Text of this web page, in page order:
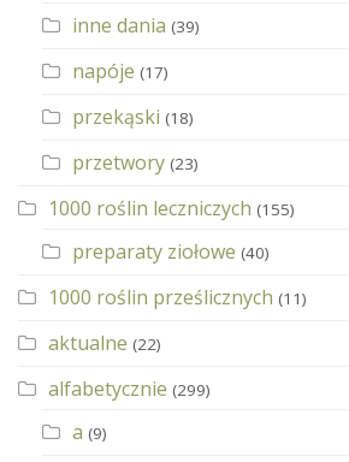
inne dania (39)
napóje (17)
przekąski (18)
przetwory (23)
1000 roślin leczniczych (155)
preparaty ziołowe (40)
1000 roślin prześlicznych (11)
aktualne (22)
alfabetycznie (299)
a (9)